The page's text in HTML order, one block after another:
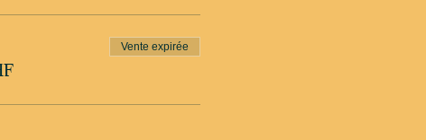
Vente expirée